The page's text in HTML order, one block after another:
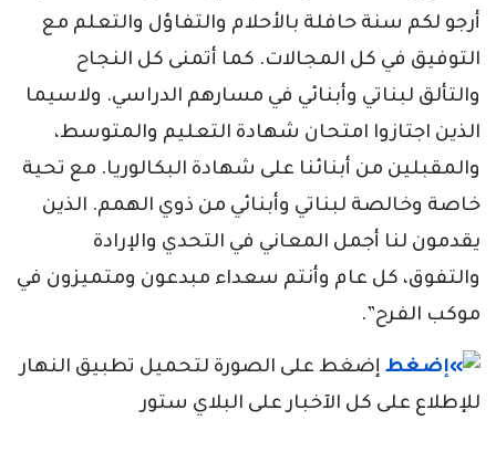
أرجو لكم سنة حافلة بالأحلام والتفاؤل والتعلم مع
التوفيق في كل المجالات. كما أتمنى كل النجاح
والتألق لبناتي وأبنائي في مسارهم الدراسي. ولاسيما
الذين اجتازوا امتحان شهادة التعليم والمتوسط،
والمقبلين من أبنائنا على شهادة البكالوريا. مع تحية
خاصة وخالصة لبناتي وأبنائي من ذوي الهمم. الذين
يقدمون لنا أجمل المعاني في التحدي والإرادة
والتفوق، كل عام وأنتم سعداء مبدعون ومتميزون في
موكب الفرح”.
إضغط على الصورة لتحميل تطبيق النهار
للإطلاع على كل الآخبار على البلاي ستور